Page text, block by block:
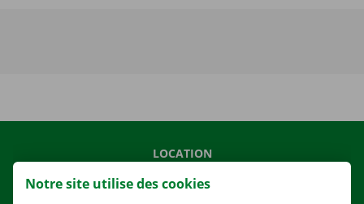
LOCATION
NOS VÉHICULES
Notre site utilise des cookies